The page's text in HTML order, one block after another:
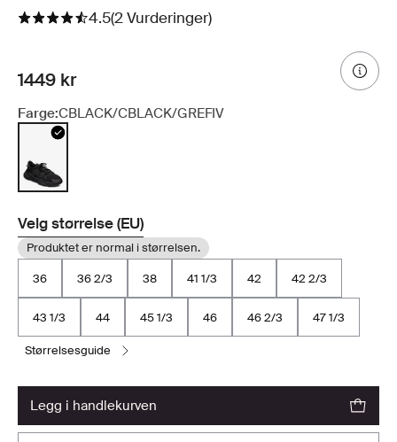
4.5(2 Vurderinger)
1449 kr
Farge:CBLACK/CBLACK/GREFIV
Velg størrelse (EU)
Produktet er normal i størrelsen.
36 36 2/3 38 41 1/3 42 42 2/3
43 1/3 44 45 1/3 46 46 2/3 47 1/3
størrelsesguide
legg i handlekurven